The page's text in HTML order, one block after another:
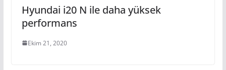
Hyundai i20 N ile daha yüksek
performans
Ekim 21, 2020